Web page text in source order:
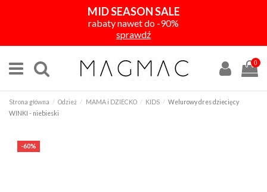
MID SEASON SALE
rabaty nawet do -90%
sprawdź
0
Strona główna Odzież MAMA i DZIECKO KIDS
Welurowy dres dziecięcy
WINKI - niebieski
-60%